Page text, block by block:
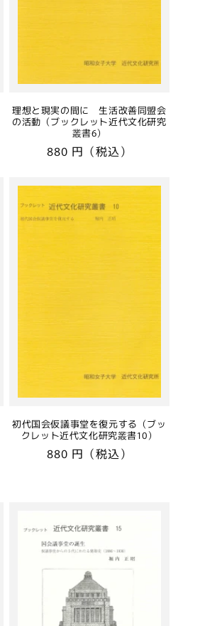
理想と現実の間に 生活改善同盟会
の活動（ブックレット近代文化研究
叢書6）
通
価
格
880 円（税込）
初代国会仮議事堂を復元する（ブッ
クレット近代文化研究叢書10）
通
880 円（税込）